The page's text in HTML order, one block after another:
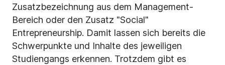
Zusatzbezeichnung aus dem Management-
Bereich oder den Zusatz "Social"
Entrepreneurship. Damit lassen sich bereits die
Schwerpunkte und Inhalte des jeweiligen
Studiengangs erkennen. Trotzdem gibt es